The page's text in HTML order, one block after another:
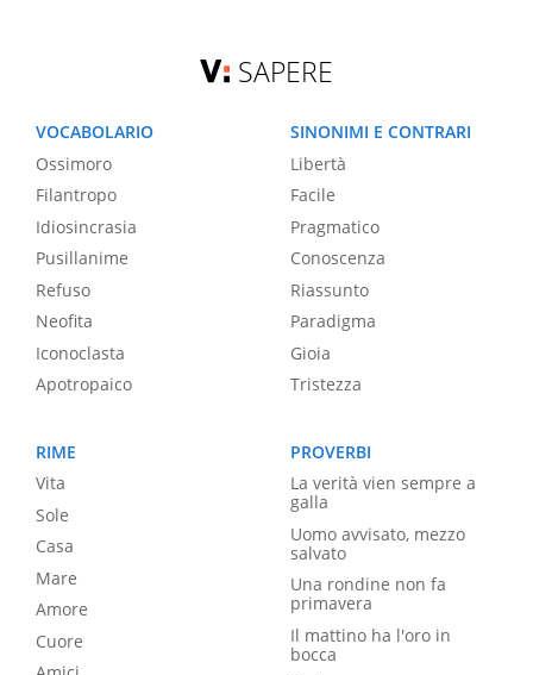
SAPERE
VOCABOLARIO
Ossimoro
Filantropo
Idiosincrasia
Pusillanime
Refuso
Neofita
Iconoclasta
Apotropaico
SINONIMI E CONTRARI
Libertà
Facile
Pragmatico
Conoscenza
Riassunto
Paradigma
Gioia
Tristezza
RIME
Vita
Sole
Casa
Mare
Amore
Cuore
PROVERBI
La verità vien sempre a
galla
Uomo avvisato, mezzo
salvato
Una rondine non fa
primavera
Il mattino ha l'oro in
bocca